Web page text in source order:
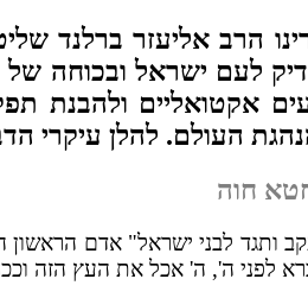
הרב אליעזר ברלנד
לעם ישראל ובכוחה
אקטואליים ולהבנת
העולם. להלן עיקרי
חוה
ותגד לבני ישראל" אדם
לפני ה', ה' אכל את העץ הזה